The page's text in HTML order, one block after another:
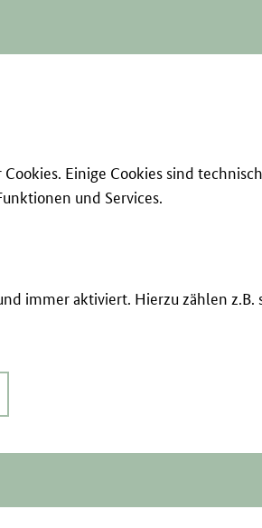
Einige Cookies sind
und Services.
immer aktiviert. Hierzu zählen z.B.